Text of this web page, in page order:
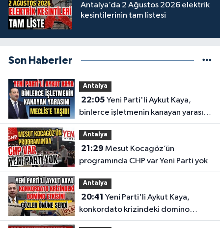
Antalya’da 2 Ağustos 2026 elektrik
kesintilerinin tam listesi
Son Haberler
Antalya
22:05
binlerce işletmenin kanayan yarasını
Meclis'e taşıdı
Antalya
21:29
programında CHP var Yeni Parti yok
Antalya
20:41
konkordato krizindeki domino
etkisini gözler önüne serdi